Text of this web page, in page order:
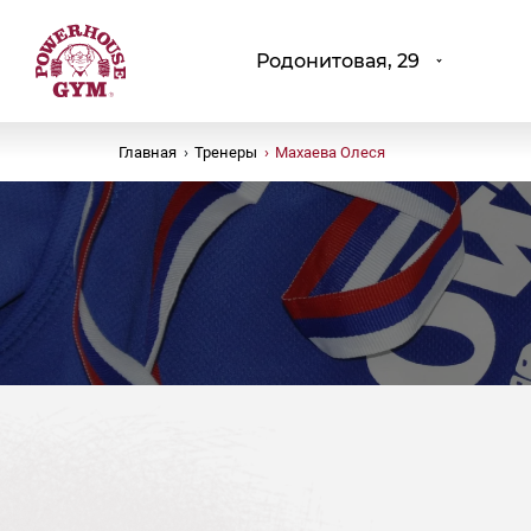
Родонитовая, 29
Главная › Тренеры › Махаева Олеся